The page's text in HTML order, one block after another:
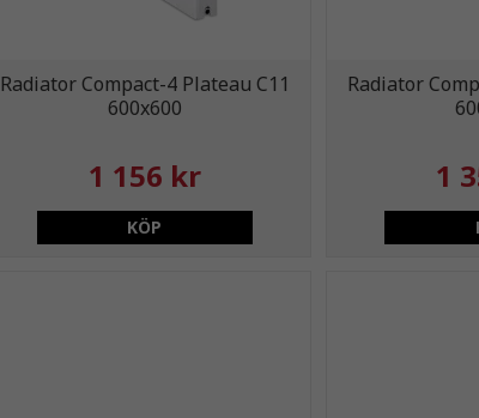
Radiator Compact-4 Plateau C11
600x600
1 156 kr
KÖP
Radiator
1